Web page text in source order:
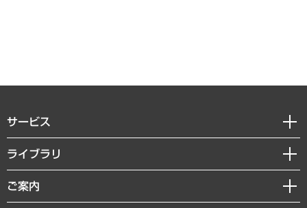
サービス
経営戦略
組織・人事戦略
デジタルイノベーション
ライブラリ
経済調査
レポート
ご案内